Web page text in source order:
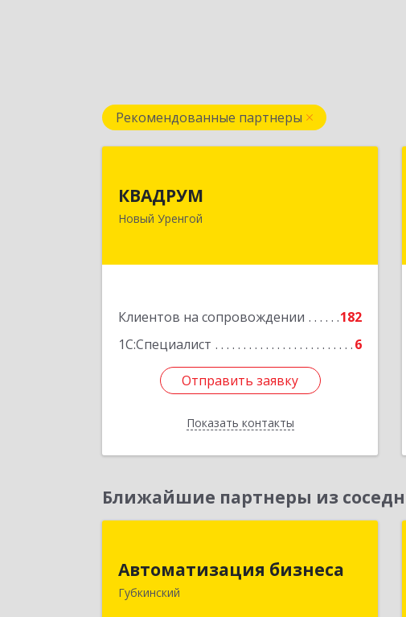
Рекомендованные партнеры
КВАДРУМ
Новый Уренгой
Клиентов на сопровождении
182
1С:Специалист
6
Отправить заявку
Показать контакты
629309, Ямало-Ненецкий АО, Новый
Уренгой г, Северное Кольцо ул, дом
Отправить заявку
Назад
Ближайшие партнеры из
Автоматизация бизнеса
Губкинский
629830, Ямало-Ненецкий АО,